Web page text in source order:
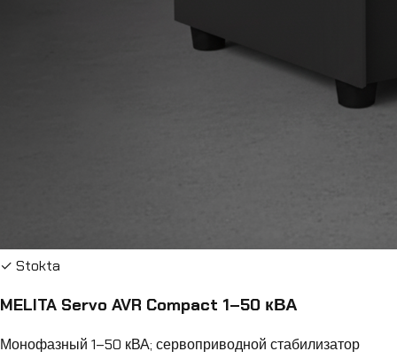
✓ Stokta
MELITA Servo AVR Compact 1–50 кВА
Монофазный 1–50 кВА; сервоприводной стабилизатор